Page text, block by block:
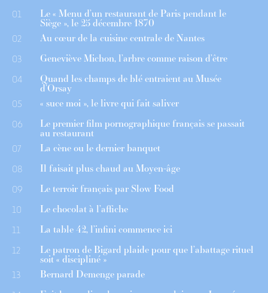
01 Le « Menu d’un restaurant de Paris pendant le
Siège », le 25 décembre 1870
02 Au cœur de la cuisine centrale de Nantes
03 Geneviève Michon, l’arbre comme raison d’être
04 Quand les champs de blé entraient au Musée
d’Orsay
05 « suce moi », le livre qui fait saliver
06 Le premier film pornographique français se passait
au restaurant
07 La cène ou le dernier banquet
08 Il faisait plus chaud au Moyen-âge
09 Le terroir français par Slow Food
10 Le chocolat à l’affiche
11 La table 42, l’infini commence ici
12 Le patron de Bigard plaide pour que l’abattage rituel
soit « discipliné »
13 Bernard Demenge parade